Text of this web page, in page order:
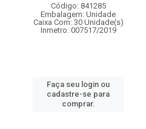
Código: 841285
Embalagem: Unidade
Caixa Com: 30 Unidade(s)
Inmetro: 007517/2019
Faça seu login ou
cadastre-se para
comprar.